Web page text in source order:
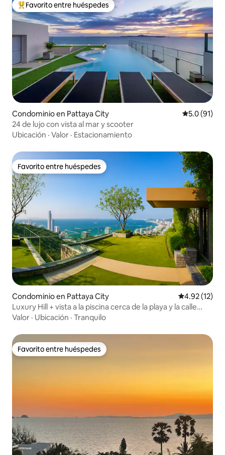
De los mejores en Favorito entre huéspedes
Favorito entre huéspedes
Condominio en Pattaya City Calificación
5.0 (91)
24 de lujo con vista al mar y scooter
Ubicación · Valor · Estacionamiento
Favorito entre huéspedes
Favorito entre huéspedes
Condominio en Pattaya City Calificación
4.92 (12)
Luxury Hill + vista a la piscina cerca de la playa y la calle
peatonal
Valor · Ubicación · Tranquilo
Favorito entre huéspedes
Favorito entre huéspedes